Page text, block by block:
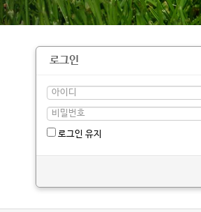
로그인
로그인 유지